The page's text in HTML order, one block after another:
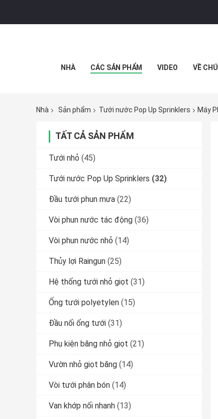
NHÀ CÁC SẢN PHẨM VIDEO VỀ
Nhà Sản phẩm Tưới nước Pop Up Sprinklers Máy
TẤT CẢ SẢN PHẨM
Tưới nhỏ (45)
Tưới nước Pop Up Sprinklers (32)
Đầu tưới phun mưa (22)
Vòi phun nước tác động (36)
Vòi phun nước nhỏ (14)
Thủy lợi Raingun (25)
Hệ thống tưới nhỏ giọt (31)
Ống tưới polyetylen (15)
Đầu nối ống tưới (31)
Phụ kiện băng nhỏ giọt (21)
Vườn nhỏ giọt băng (14)
Vòi tưới phân bón (14)
Van khớp nối nhanh (13)